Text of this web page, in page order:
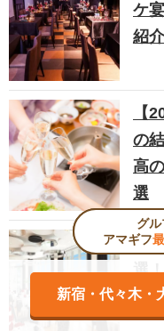
グ
アマギフ
新宿・代々木・
グ
アマギフ
新宿・代々木・
ケ
紹介
【
の
高
選
【
選
選